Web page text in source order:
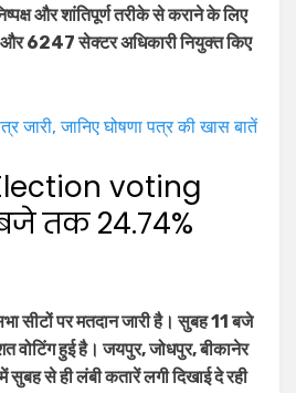
और शांतिपूर्ण तरीके से कराने के लिए
और 6247 सेक्टर अधिकारी नियुक्त किए
जारी, जानिए घोषणा पत्र की खास बातें
voting
तक 24.74%
सीटों पर मतदान जारी है। सुबह 11 बजे
वोटिंग हुई है। जयपुर, जोधपुर, बीकानेर
से ही लंबी कतारें लगी दिखाई दे रही